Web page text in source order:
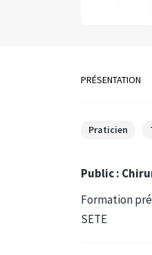
PRÉSENTATION
Praticien
Public :
Formation
SETE